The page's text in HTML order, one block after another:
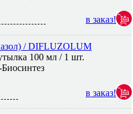
в заказ!
/ DIFLUZOLUM
100 мл / 1 шт.
в заказ!